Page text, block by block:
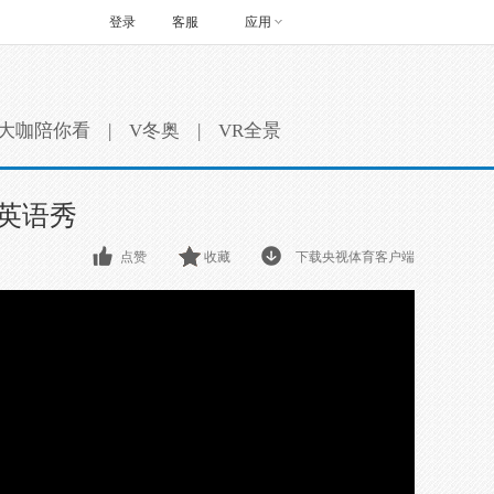
客服 应用
登录
咖陪你看 | V冬奥 | VR全景
语秀
下载央视体育客户端
收藏
点赞